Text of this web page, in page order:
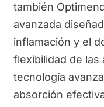
también
avanzada
inflamación y el
flexibilidad de las
tecnología
absorción